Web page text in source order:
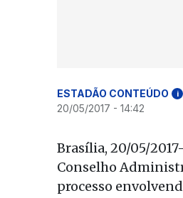
ESTADÃO CONTEÚDO i
20/05/2017 - 14:42
Brasília, 20/05/
Conselho
processo